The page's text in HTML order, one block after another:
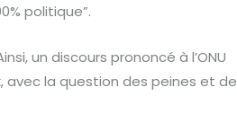
politique”.
un discours prononcé à l’ONU
avec la question des peines et de